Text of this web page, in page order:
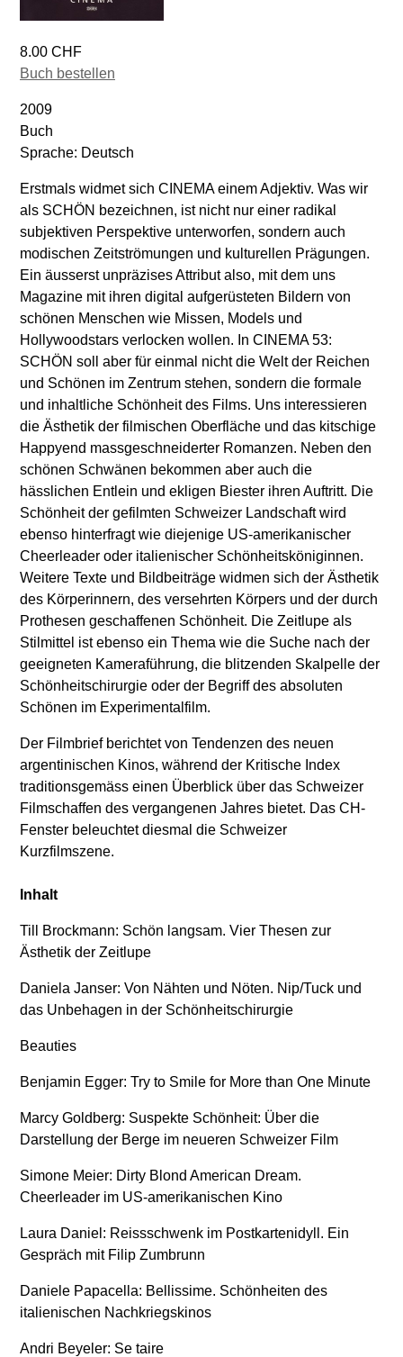
8.00 CHF
Buch bestellen
2009
Buch
Sprache: Deutsch
Erstmals widmet sich CINEMA einem Adjektiv. Was wir
als SCHÖN bezeichnen, ist nicht nur einer radikal
subjektiven Perspektive unterworfen, sondern auch
modischen Zeitströmungen und kulturellen Prägungen.
Ein äusserst unpräzises Attribut also, mit dem uns
Magazine mit ihren digital aufgerüsteten Bildern von
schönen Menschen wie Missen, Models und
Hollywoodstars verlocken wollen. In CINEMA 53:
SCHÖN soll aber für einmal nicht die Welt der Reichen
und Schönen im Zentrum stehen, sondern die formale
und inhaltliche Schönheit des Films. Uns interessieren
die Ästhetik der filmischen Oberfläche und das kitschige
Happyend massgeschneiderter Romanzen. Neben den
schönen Schwänen bekommen aber auch die
hässlichen Entlein und ekligen Biester ihren Auftritt. Die
Schönheit der gefilmten Schweizer Landschaft wird
ebenso hinterfragt wie diejenige US-amerikanischer
Cheerleader oder italienischer Schönheitsköniginnen.
Weitere Texte und Bildbeiträge widmen sich der Ästhetik
des Körperinnern, des versehrten Körpers und der durch
Prothesen geschaffenen Schönheit. Die Zeitlupe als
Stilmittel ist ebenso ein Thema wie die Suche nach der
geeigneten Kameraführung, die blitzenden Skalpelle der
Schönheitschirurgie oder der Begriff des absoluten
Schönen im Experimentalfilm.
Der Filmbrief berichtet von Tendenzen des neuen
argentinischen Kinos, während der Kritische Index
traditionsgemäss einen Überblick über das Schweizer
Filmschaffen des vergangenen Jahres bietet. Das CH-
Fenster beleuchtet diesmal die Schweizer
Kurzfilmszene.
Inhalt
Till Brockmann: Schön langsam. Vier Thesen zur
Ästhetik der Zeitlupe
Daniela Janser: Von Nähten und Nöten. Nip/Tuck und
das Unbehagen in der Schönheitschirurgie
Beauties
Benjamin Egger: Try to Smile for More than One Minute
Marcy Goldberg: Suspekte Schönheit: Über die
Darstellung der Berge im neueren Schweizer Film
Simone Meier: Dirty Blond American Dream.
Cheerleader im US-amerikanischen Kino
Laura Daniel: Reissschwenk im Postkartenidyll. Ein
Gespräch mit Filip Zumbrunn
Daniele Papacella: Bellissime. Schönheiten des
italienischen Nachkriegskinos
Andri Beyeler: Se taire